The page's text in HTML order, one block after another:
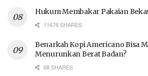
Hukum Membakar Pakaian
11676 SHARES
Benarkah Kopi Americano Bisa
Menurunkan Berat Badan?
68 SHARES